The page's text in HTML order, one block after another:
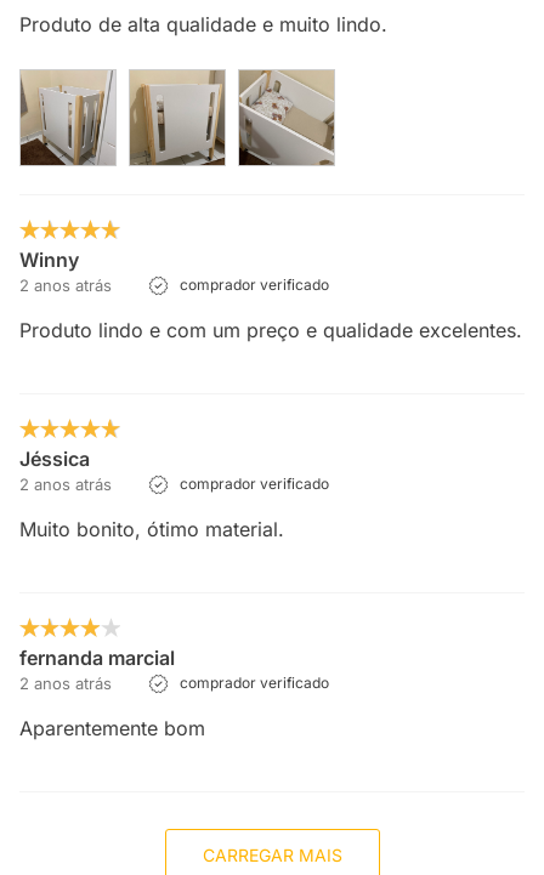
Produto de alta qualidade e muito lindo.
Winny
2 anos atrás comprador verificado
Produto lindo e com um preço e qualidade excelentes.
Jéssica
2 anos atrás comprador verificado
Muito bonito, ótimo material.
fernanda marcial
2 anos atrás comprador verificado
Aparentemente bom
CARREGAR MAIS